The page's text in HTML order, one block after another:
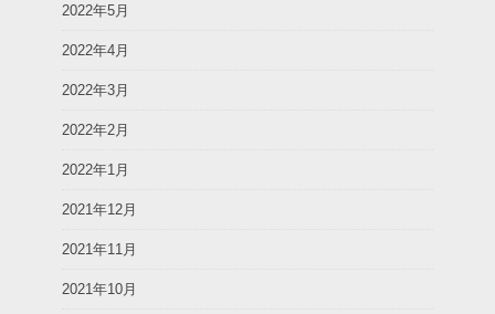
2022年5月
2022年4月
2022年3月
2022年2月
2022年1月
2021年12月
2021年11月
2021年10月